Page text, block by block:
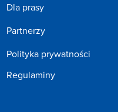
Dla prasy
Partnerzy
Polityka prywatności
Regulaminy